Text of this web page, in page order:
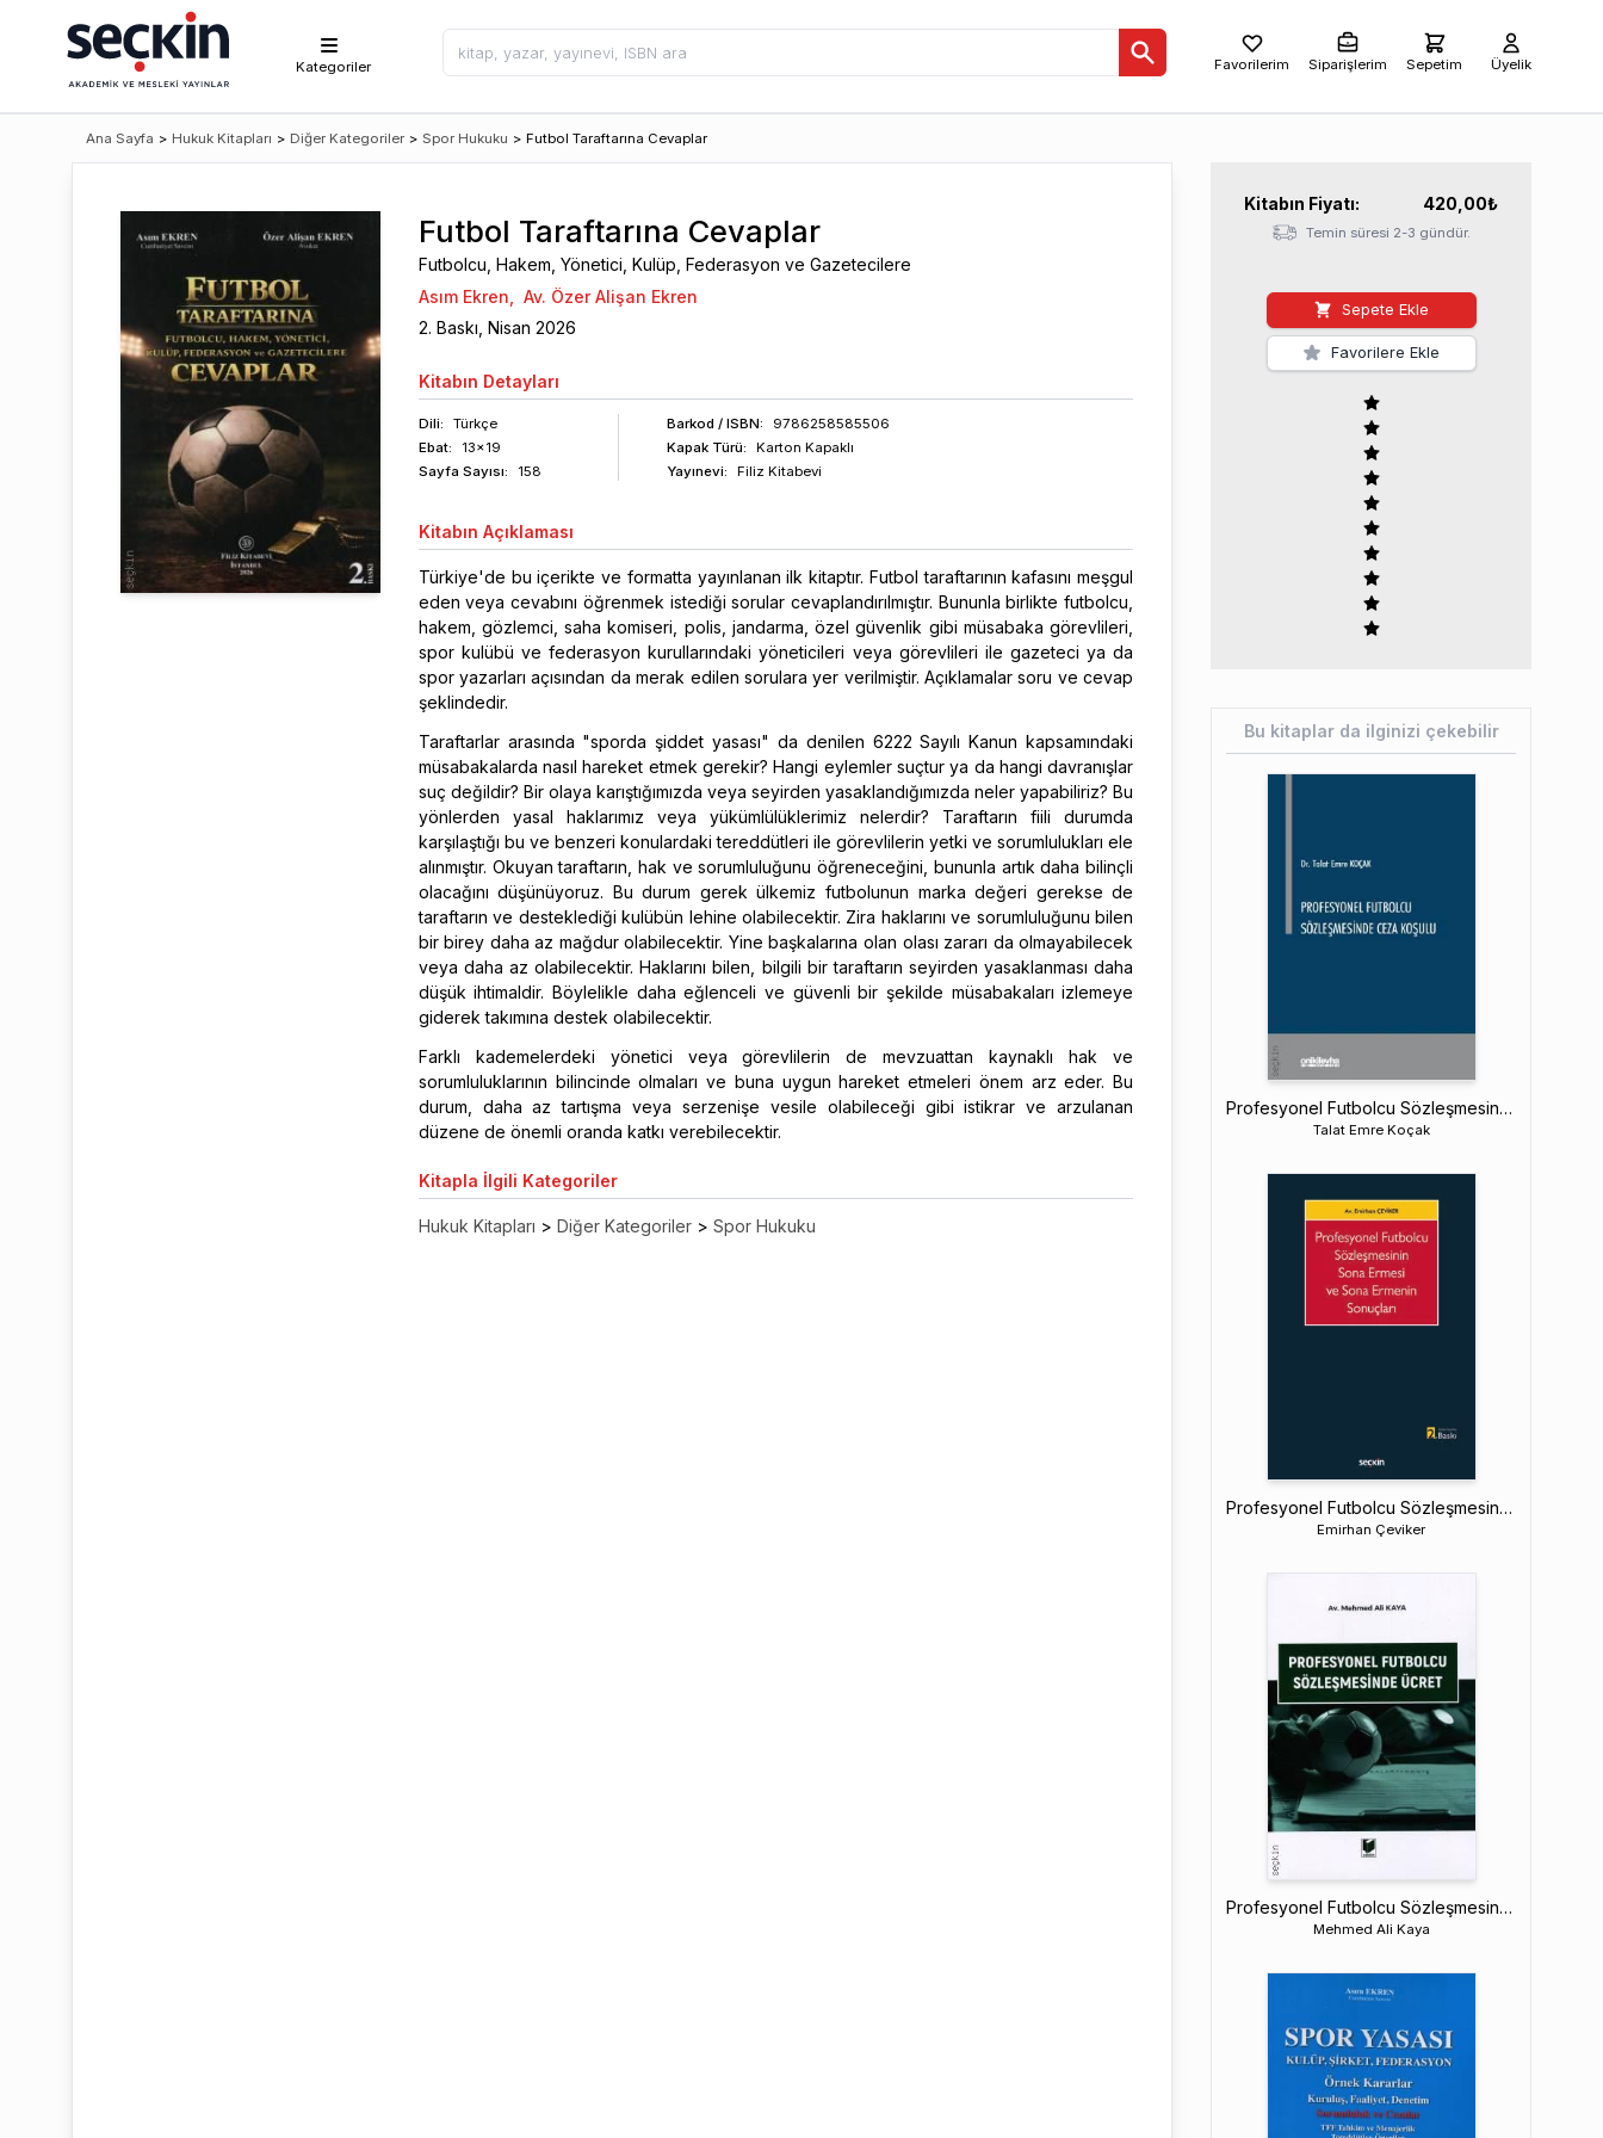
Kategoriler Favorilerim Siparişlerim Sepetim Üyelik
Ana Sayfa > Hukuk Kitapları > Diğer Kategoriler > Spor Hukuku > Futbol Taraftarına Cevaplar
Futbol Taraftarına Cevaplar
Futbolcu, Hakem, Yönetici, Kulüp, Federasyon ve Gazetecilere
Asım Ekren
Av. Özer Alişan Ekren
2. Baskı, Nisan 2026
Kitabın Detayları
Dili:
Türkçe
Ebat:
13x19
Sayfa Sayısı: 158
Barkod / ISBN:
9786258585506
Kapak Türü:
Karton Kapaklı
Yayınevi:
Filiz Kitabevi
Kitabın Açıklaması
Türkiye'de bu içerikte ve formatta yayınlanan ilk kitaptır. Futbol taraftarının kafasını meşgul
eden veya cevabını öğrenmek istediği sorular cevaplandırılmıştır. Bununla birlikte futbolcu,
hakem, gözlemci, saha komiseri, polis, jandarma, özel güvenlik gibi müsabaka görevlileri,
spor kulübü ve federasyon kurullarındaki yöneticileri veya görevlileri ile gazeteci ya da
spor yazarları açısından da merak edilen sorulara yer verilmiştir. Açıklamalar soru ve cevap
şeklindedir.
Taraftarlar arasında "sporda şiddet yasası" da denilen 6222 Sayılı Kanun kapsamındaki
müsabakalarda nasıl hareket etmek gerekir? Hangi eylemler suçtur ya da hangi davranışlar
suç değildir? Bir olaya karıştığımızda veya seyirden yasaklandığımızda neler yapabiliriz? Bu
yönlerden yasal haklarımız veya yükümlülüklerimiz nelerdir? Taraftarın fiili durumda
karşılaştığı bu ve benzeri konulardaki tereddütleri ile görevlilerin yetki ve sorumlulukları ele
alınmıştır. Okuyan taraftarın, hak ve sorumluluğunu öğreneceğini, bununla artık daha bilinçli
olacağını düşünüyoruz. Bu durum gerek ülkemiz futbolunun marka değeri gerekse de
taraftarın ve desteklediği kulübün lehine olabilecektir. Zira haklarını ve sorumluluğunu bilen
bir birey daha az mağdur olabilecektir. Yine başkalarına olan olası zararı da olmayabilecek
veya daha az olabilecektir. Haklarını bilen, bilgili bir taraftarın seyirden yasaklanması daha
düşük ihtimaldir. Böylelikle daha eğlenceli ve güvenli bir şekilde müsabakaları izlemeye
giderek takımına destek olabilecektir.
Farklı kademelerdeki yönetici veya görevlilerin de mevzuattan kaynaklı hak ve
sorumluluklarının bilincinde olmaları ve buna uygun hareket etmeleri önem arz eder. Bu
durum, daha az tartışma veya serzenişe vesile olabileceği gibi istikrar ve arzulanan
düzene de önemli oranda katkı verebilecektir.
Kitapla İlgili Kategoriler
Hukuk Kitapları > Diğer Kategoriler > Spor Hukuku
Kitabın Fiyatı: 420,00₺
Temin süresi 2-3 gündür.
Sepete Ekle
Favorilere Ekle
Bu kitaplar da ilginizi çekebilir
Profesyonel Futbolcu Sözleşmesinde Ceza Koşulu
Talat Emre Koçak
Profesyonel Futbolcu Sözleşmesinin Sona Ermesi ve Sona Ermenin Sonuçları
Emirhan Çeviker
Profesyonel Futbolcu Sözleşmesinde Ücret
Mehmed Ali Kaya